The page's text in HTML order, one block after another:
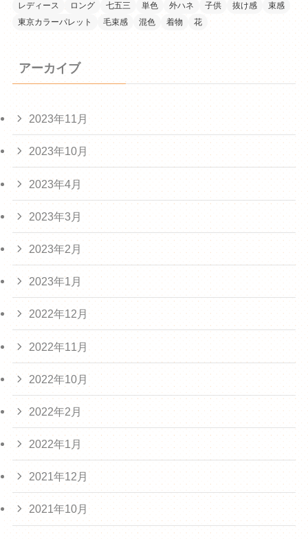
レディース
ロング 七五三 単色 外ハネ 子供 抜け感
束感
東京カラーパレット
毛束感 混色 着物 花
アーカイブ
2023年11月
2023年10月
2023年4月
2023年3月
2023年2月
2023年1月
2022年12月
2022年11月
2022年10月
2022年2月
2022年1月
2021年12月
2021年10月